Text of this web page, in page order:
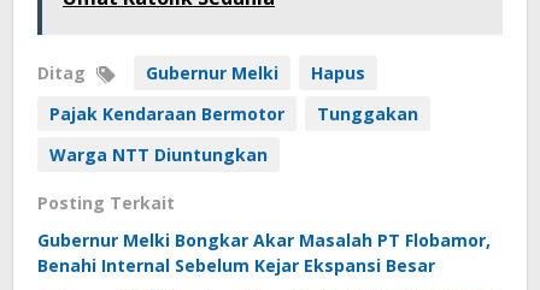
Ditag Gubernur Melki
Hapus
Pajak Kendaraan Bermotor
Tunggakan
Warga NTT Diuntungkan
Posting Terkait
Gubernur Melki Bongkar Akar Masalah PT Flobamor,
Benahi Internal Sebelum Kejar Ekspansi Besar